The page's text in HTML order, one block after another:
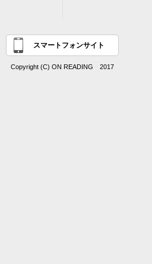
スマートフォンサイト
Copyright (C) ON READING 2017